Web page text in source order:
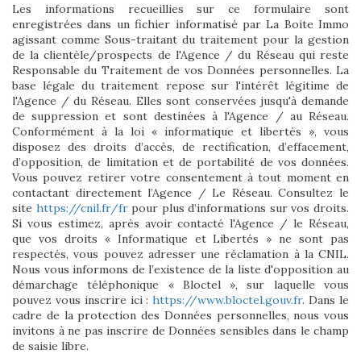
Les informations recueillies sur ce formulaire sont
enregistrées dans un fichier informatisé par La Boite Immo
agissant comme Sous-traitant du traitement pour la gestion
de la clientèle/prospects de l'Agence / du Réseau qui reste
Responsable du Traitement de vos Données personnelles. La
base légale du traitement repose sur l'intérêt légitime de
l'Agence / du Réseau. Elles sont conservées jusqu'à demande
de suppression et sont destinées à l'Agence / au Réseau.
Conformément à la loi « informatique et libertés », vous
disposez des droits d’accès, de rectification, d’effacement,
d’opposition, de limitation et de portabilité de vos données.
Vous pouvez retirer votre consentement à tout moment en
contactant directement l’Agence / Le Réseau. Consultez le
site https://cnil.fr/frpour plus d’informations sur vos droits.
Si vous estimez, après avoir contacté l'Agence / le Réseau,
que vos droits « Informatique et Libertés » ne sont pas
respectés, vous pouvez adresser une réclamation à la CNIL.
Nous vous informons de l’existence de la liste d'opposition au
démarchage téléphonique « Bloctel », sur laquelle vous
pouvez vous inscrire ici :https://www.bloctel.gouv.fr. Dans le
cadre de la protection des Données personnelles, nous vous
invitons à ne pas inscrire de Données sensibles dans le champ
de saisie libre.